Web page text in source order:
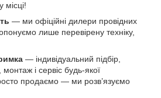
місці!
— ми офіційні дилери провідних
лише перевірену техніку,
— індивідуальний підбір,
монтаж і сервіс будь-якої
продаємо — ми розв’язуємо